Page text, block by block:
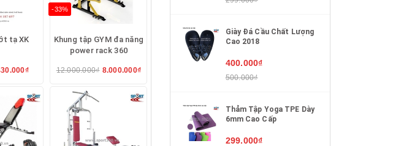
tạ XK
-33%
Khung tập GYM đa năng
power rack 360
12.000.000₫ 8.000.000₫
Giày Đá Cầu Chất Lượng
Cao 2018
400.000₫
500.000₫
Thảm Tập Yoga TPE Dày
6mm Cao Cấp
299.000₫